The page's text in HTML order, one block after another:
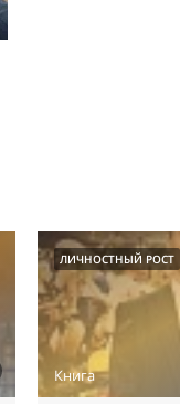
ЛИЧНОСТНЫЙ РОСТ
Книга